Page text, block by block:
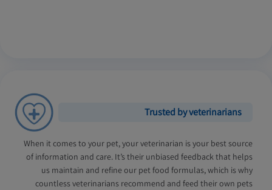
Trusted by veterinarians
When it comes to your pet, your veterinarian is your best source
of information and care. It’s their unbiased feedback that helps
us maintain and refine our pet food formulas, which is why
countless veterinarians recommend and feed their own pets